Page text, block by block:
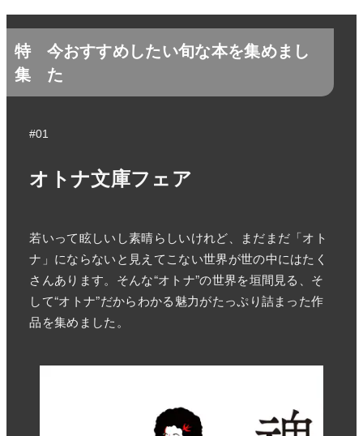
特
集
今おすすめしたい旬な本を集めまし
た
#01
オトナ文庫フェア
若いって眩しいし素晴らしいけれど、まだまだ「オト
ナ」にならないと見えてこない世界が世の中にはたく
さんあります。そんな“オトナ”の世界を垣間見る、そ
して“オトナ”だからわかる魅力がたっぷり詰まった作
品を集めました。